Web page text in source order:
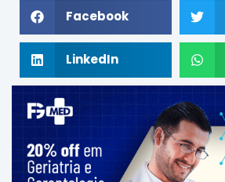
Facebook
LinkedIn